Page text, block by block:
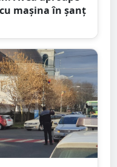
mașina în șanț